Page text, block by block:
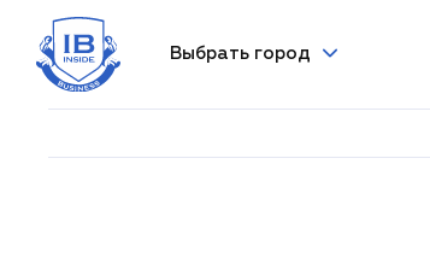
Выбрать город